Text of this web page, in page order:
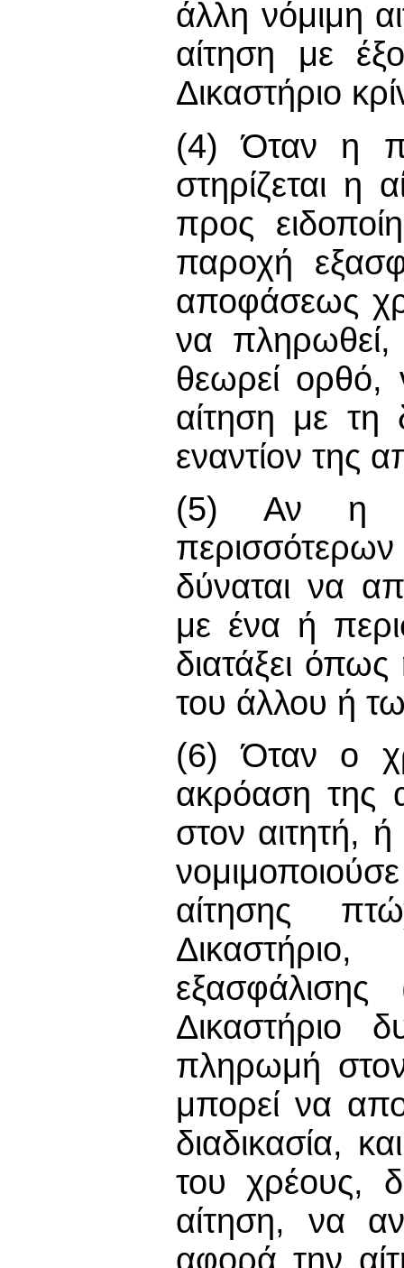
άλλη νόμιμη
αίτηση με
Δικαστήριο
(4) Όταν η
στηρίζεται η
προς
παροχή
αποφάσεως
να πληρωθεί,
θεωρεί ορθό,
αίτηση με τη
εναντίον της
(5) Αν η
δύναται να
με ένα ή
διατάξει
του άλλου ή
(6) Όταν ο
ακρόαση της
στον αιτητή,
αίτησης
Δικαστήριο
πληρωμή
μπορεί να
διαδικασία,
του χρέους,
αίτηση, να
αφορά την